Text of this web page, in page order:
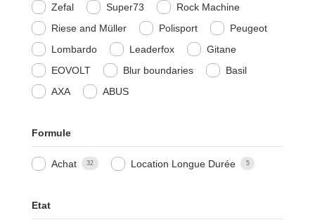
Zefal Super73
Rock Machine
Riese and Müller
Polisport
Peugeot
Lombardo
Leaderfox
Gitane
EOVOLT
Blur boundaries
Basil
AXA
ABUS
Formule
Achat 32 Location Longue Durée 5
Etat